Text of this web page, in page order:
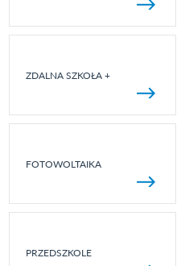
ZDALNA SZKOŁA +
FOTOWOLTAIKA
PRZEDSZKOLE